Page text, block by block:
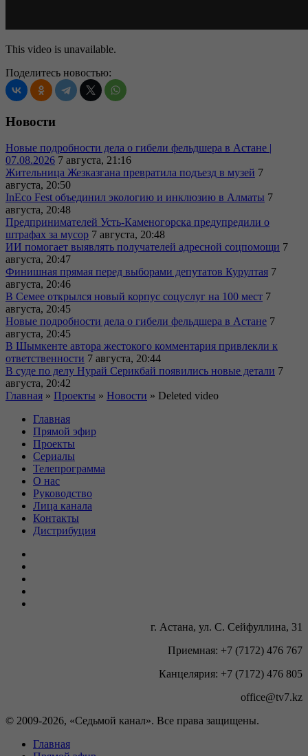
This video is unavailable.
Поделитесь новостью:
Новости
Новые подробности дела о гибели фельдшера в Астане |
07.08.2026 7 августа, 21:16
Жительница Жезказгана превратила подъезд в музей 7
августа, 20:50
InEco Fest объединил экологию и инклюзию в Алматы 7
августа, 20:48
Предпринимателей Усть-Каменогорска предупредили о
штрафах за мусор 7 августа, 20:48
ИИ помогает выявлять получателей адресной соцпомощи 7
августа, 20:47
Финишная прямая перед выборами депутатов Курултая 7
августа, 20:46
В Семее открылся новый корпус соцуслуг на 100 мест 7
августа, 20:45
Новые подробности дела о гибели фельдшера в Астане 7
августа, 20:45
В Шымкенте автора жестокого комментария привлекли к
ответственности 7 августа, 20:44
В суде по делу Нурай Серикбай появились новые детали 7
августа, 20:42
Главная » Проекты » Новости » Deleted video
Главная
Прямой эфир
Проекты
Сериалы
Телепрограмма
О нас
Руководство
Лица канала
Контакты
Дистрибуция
г. Астана, ул. С. Сейфуллина, 31
Приемная: +7 (7172) 476 767
Канцелярия: +7 (7172) 476 805
office@tv7.kz
© 2009-2026, «Седьмой канал». Все права защищены.
Главная